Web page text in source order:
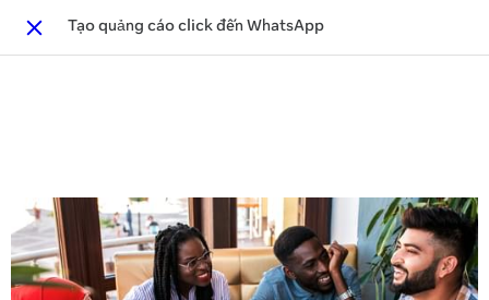
Close
Tạo quảng cáo click đến WhatsApp